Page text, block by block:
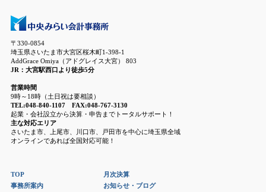
〒330-0854
埼玉県さいたま市大宮区桜木町1-398-1
AddGrace Omiya（アドグレイス大宮） 803
JR：大宮駅西口より徒歩5分
営業時間
9時～18時（土日祝は要相談）
TEL:048-840-1107 FAX:048-767-3130
起業・会社設立から決算・申告までトータルサポート！
主な対応エリア
さいたま市、上尾市、川口市、戸田市を中心に埼玉県全域
オンラインであれば全国対応可能！
TOP
事務所案内
月次決算
お知らせ・ブログ